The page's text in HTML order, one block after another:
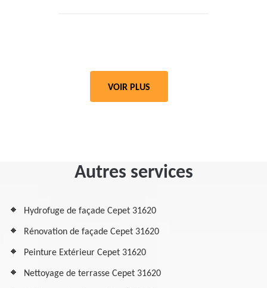
VOIR PLUS
Autres services
Hydrofuge de façade Cepet 31620
Rénovation de façade Cepet 31620
Peinture Extérieur Cepet 31620
Nettoyage de terrasse Cepet 31620